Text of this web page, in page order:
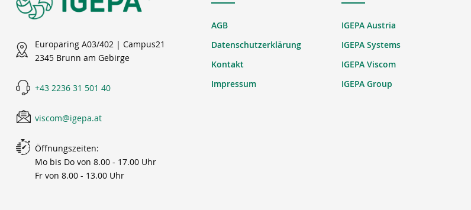
Europaring A03/402 | Campus21
2345 Brunn am Gebirge
+43 2236 31 501 40
viscom@igepa.at
Öffnungszeiten:
Mo bis Do von 8.00 - 17.00 Uhr
Fr von 8.00 - 13.00 Uhr
AGB
Datenschutzerklärung
Kontakt
Impressum
IGEPA Austria
IGEPA Systems
IGEPA Viscom
IGEPA Group